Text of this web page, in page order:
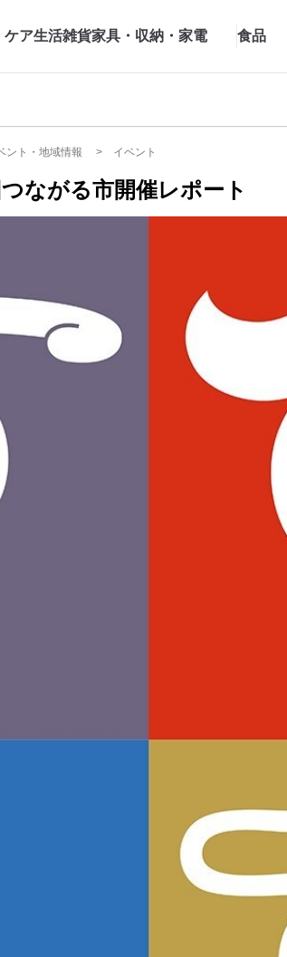
ケア生活雑貨家具・収納・家電 食品
ント・地域情報 イベント
ながる市開催レポート